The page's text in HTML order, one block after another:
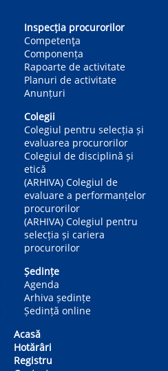
Inspecția procurorilor
Competenţa
Componența
Rapoarte de activitate
Planuri de activitate
Anunțuri
Colegii
Colegiul pentru selecția și
evaluarea procurorilor
Colegiul de disciplină și
etică
(ARHIVA) Colegiul de
evaluare a performanțelor
procurorilor
(ARHIVA) Colegiul pentru
selecția și cariera
procurorilor
Ședințe
Agenda
Arhiva ședințe
Ședință online
Acasă
Hotărâri
Registru